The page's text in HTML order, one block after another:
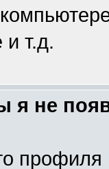
и т.д.
я не